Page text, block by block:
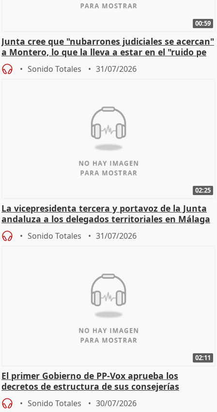
00:59
Junta cree que "nubarrones judiciales se acercan"
a Montero, lo que la lleva a estar en el "ruido pe
Sonido Totales 31/07/2026
02:25
La vicepresidenta tercera y portavoz de la Junta
andaluza a los delegados territoriales en Málaga
Sonido Totales 31/07/2026
02:11
El primer Gobierno de PP-Vox aprueba los
decretos de estructura de sus consejerías
Sonido Totales 30/07/2026